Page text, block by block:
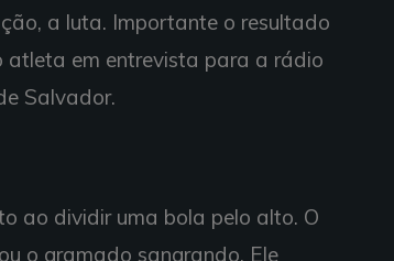
a luta. Importante o resultado
atleta em entrevista para a rádio
Salvador.
ao dividir uma bola pelo alto. O
o gramado sangrando. Ele